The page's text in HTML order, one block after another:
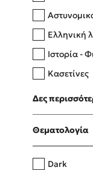
Η
Ελληνική
Ιστορία -
Κασετίνες
Μαγειρική
Δες
Θεματολογία
Dark